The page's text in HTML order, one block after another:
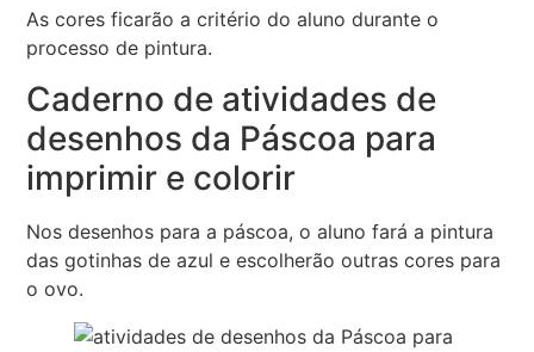
As cores ficarão a critério do aluno durante o
processo de pintura.
Caderno de atividades de
desenhos da Páscoa para
imprimir e colorir
Nos desenhos para a páscoa, o aluno fará a pintura
das gotinhas de azul e escolherão outras cores para
o ovo.